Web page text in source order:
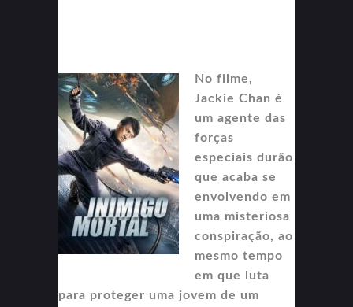
No filme,
Jackie Chan é
um agente das
forças
especiais durão
que acaba se
envolvendo em
uma misteriosa
conspiração, ao
mesmo tempo
em que luta
para proteger uma jovem de um